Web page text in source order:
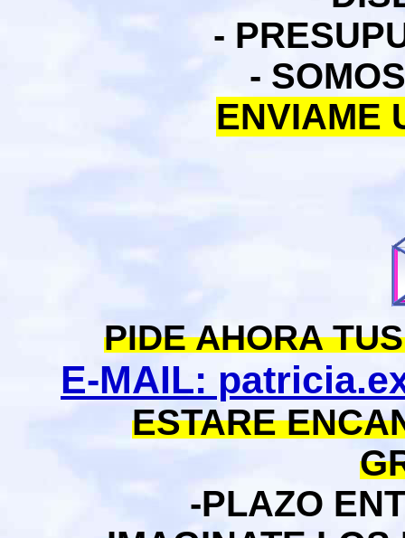
-
-
ENVIAME
PIDE AHORA
E-MAIL:
ESTARE
-PLAZO